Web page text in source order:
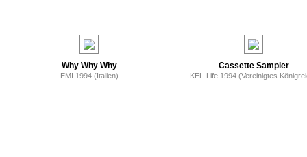
Why Why Why
EMI 1994 (Italien)
Cassette Sampler
KEL-Life 1994 (Vereinigtes